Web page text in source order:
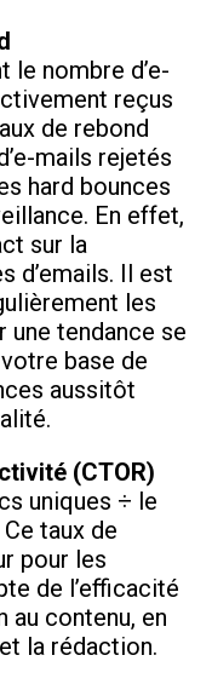
le nombre d’e-
reçus
de rebond
mails rejetés
hard bounces
En effet,
sur la
d’emails. Il est
les
une tendance se
base de
aussitôt
(CTOR)
uniques ÷ le
taux de
pour les
de l’efficacité
au contenu, en
la rédaction.